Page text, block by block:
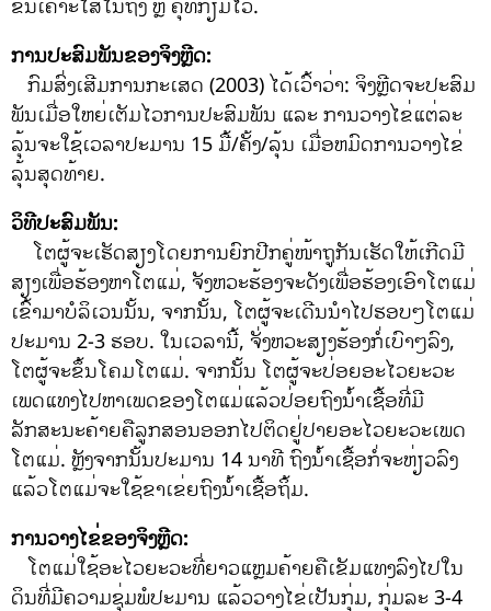
ການປະສົມພັນຂອງຈິງຫຼີດ:
ກົມສົ່ງເສີມການກະເສດ (2003) ໄດ້ເວົ້າວ່າ: ຈິງຫຼີດຈະປະສົມ
ພັນເມື່ອໃຫຍ່ເຕັມໄວການປະສົມພັນ ແລະ ການວາງໄຂ່ແຕ່ລະ
ລຸ້ນຈະໃຊ້ເວລາປະມານ 15 ມື້/ຄັ້ງ/ລຸ້ນ ເມື່ອຫມົດການວາງໄຂ່
ລຸ້ນສຸດທ້າຍ.
ວິທີປະສົມພັນ:
ໂຕຜູ້ຈະເຮັດສຽງໂດຍການຍົກປີກຄູ່ໜ້າຖູກັນເຮັດໃຫ້ເກີດມີ
ສຽງເພື່ອຮ້ອງຫາໂຕແມ່, ຈັງຫວະຮ້ອງຈະດັງເພື່ອຮ້ອງເອົາໂຕແມ່
ເຂົ້າມາບໍລິເວນນັ້ນ, ຈາກນັ້ນ, ໂຕຜູ້ຈະເດີນນໍາໄປຮອບໆໂຕແມ່
ປະມານ 2-3 ຮອບ. ໃນເວລານີ້, ຈັ່ງຫວະສຽງຮ້ອງກໍ່ເບົາໆລົງ,
ໂຕຜູ້ຈະຂຶ້ນໂຄມໂຕແມ່. ຈາກນັ້ນ ໂຕຜູ້ຈະປ່ອຍອະໄວຍະວະ
ເພດແທງໄປຫາເພດຂອງໂຕແມ່ແລ້ວປ່ອຍຖົງນ້ໍາເຊື້ອທີ່ມີ
ລັກສະນະຄ້າຍຄືລູກສອນອອກໄປຕິດຢູ່ປາຍອະໄວຍະວະເພດ
ໂຕແມ່. ຫຼັງຈາກນັ້ນປະມານ 14 ນາທີ ຖົງນ້ໍາເຊື້ອກໍ່ຈະຫ່ຽວລົງ
ແລ້ວໂຕແມ່ຈະໃຊ້ຂາເຂ່ຍຖົງນ້ໍາເຊື້ອຖິ້ມ.
ການວາງໄຂ່ຂອງຈິງຫຼີດ:
ໂຕແມ່ໃຊ້ອະໄວຍະວະທີ່ຍາວແຫຼມຄ້າຍຄືເຂັມແທງລົງໄປໃນ
ດິນທີ່ມີຄວາມຊຸ່ມພໍປະມານ ແລ້ວວາງໄຂ່ເປັນກຸ່ມ, ກຸ່ມລະ 3-4